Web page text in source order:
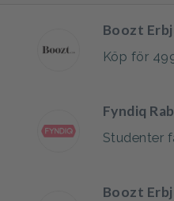
Boozt
Köp för
Fyndiq
Studenter
Boozt